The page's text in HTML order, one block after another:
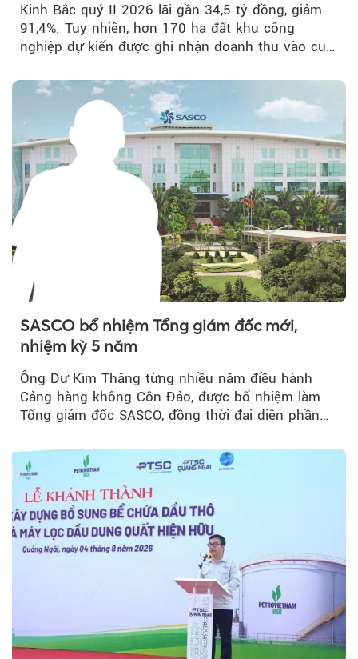
Kinh Bắc quý II 2026 lãi gần 34,5 tỷ đồng, giảm
91,4%. Tuy nhiên, hơn 170 ha đất khu công
nghiệp dự kiến được ghi nhận doanh thu vào cuối
SASCO bổ nhiệm Tổng giám đốc mới,
nhiệm kỳ 5 năm
Ông Dư Kim Thăng từng nhiều năm điều hành
Cảng hàng không Côn Đảo, được bổ nhiệm làm
Tổng giám đốc SASCO, đồng thời đại diện phần